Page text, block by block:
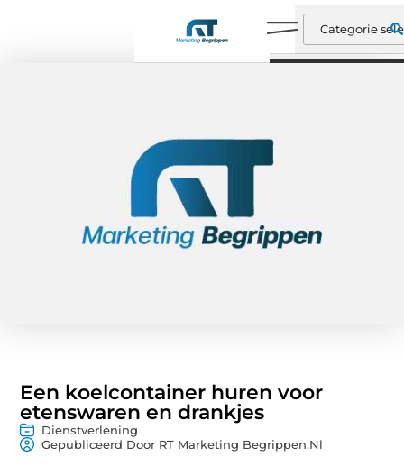
Een koelcontainer huren voor
etenswaren en drankjes
Dienstverlening
Gepubliceerd Door RT Marketing Begrippen.nl